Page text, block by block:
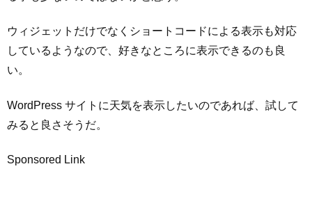
ウィジェットだけでなくショートコードによる表示も対応
しているようなので、好きなところに表示できるのも良
い。
WordPress サイトに天気を表示したいのであれば、試して
みると良さそうだ。
Sponsored Link